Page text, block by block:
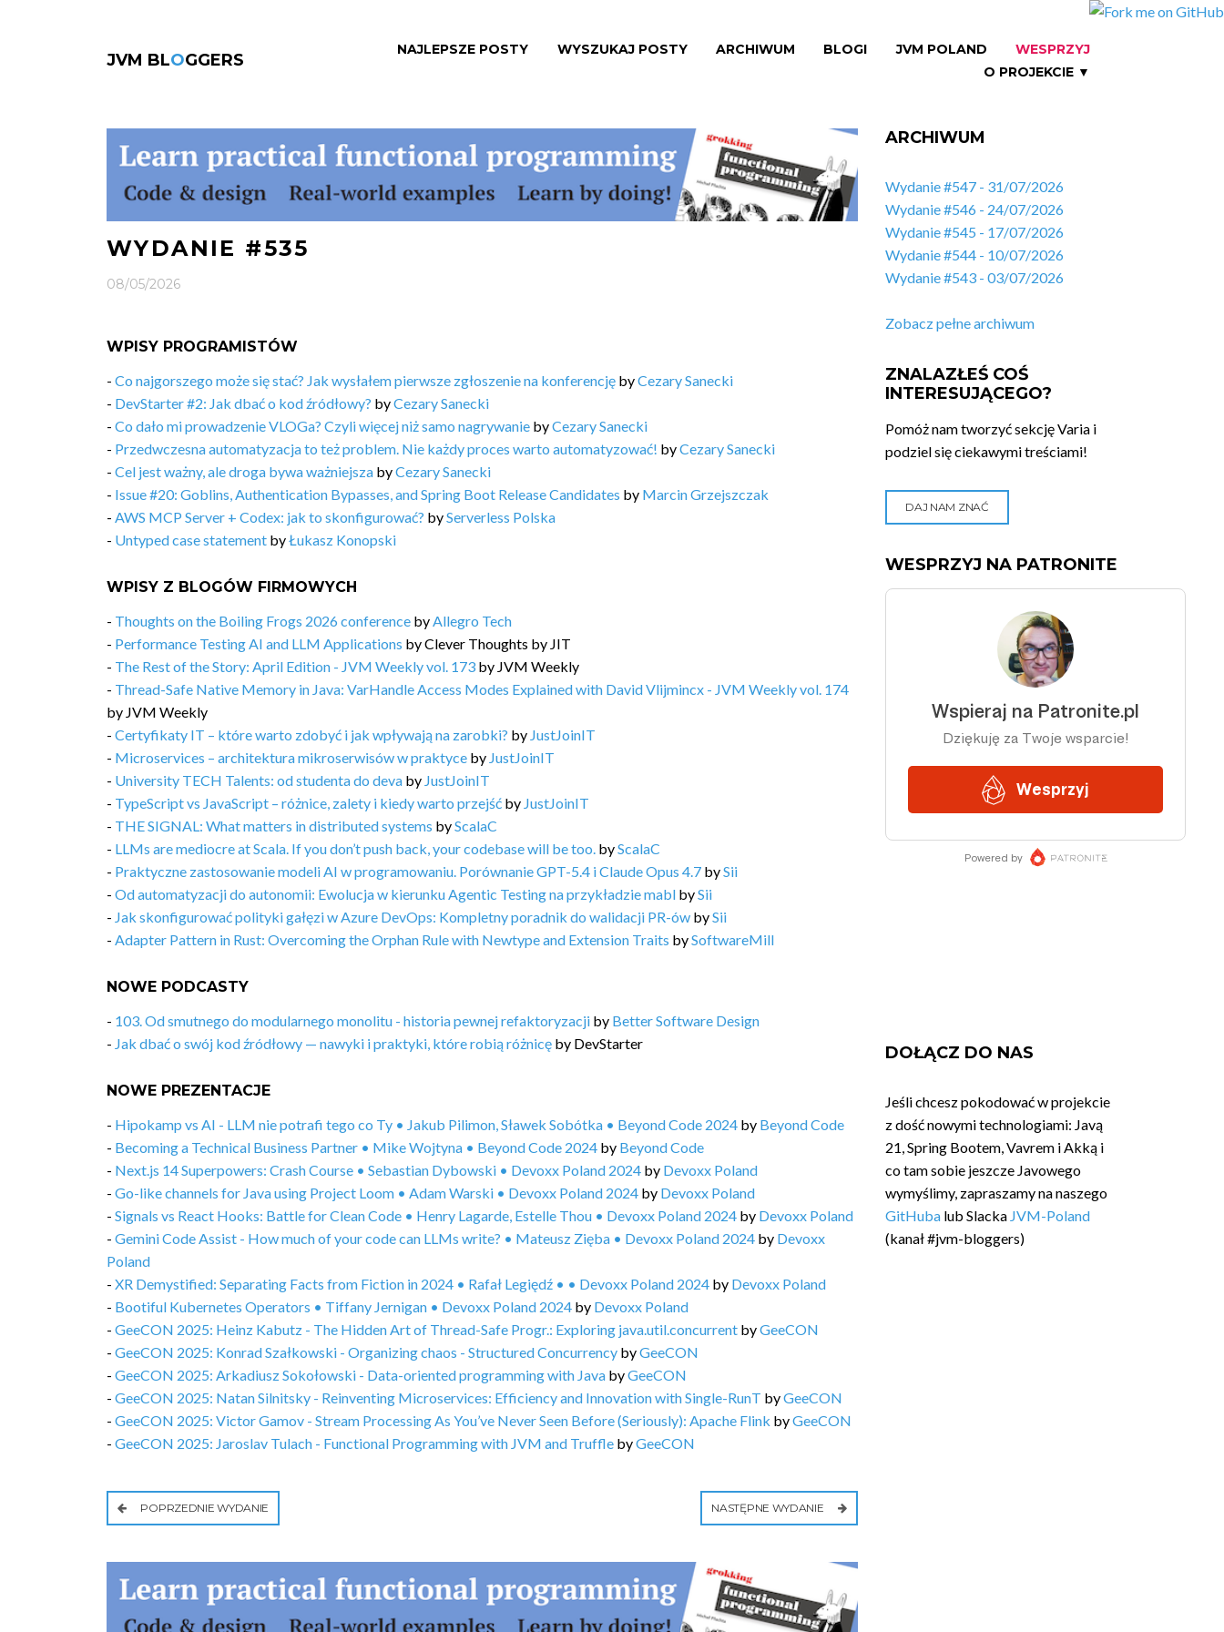
JVM BLOGGERS
NAJLEPSZE POSTY WYSZUKAJ POSTY ARCHIWUM BLOGI JVM POLAND
WESPRZYJ
O PROJEKCIE ▼
WYDANIE #535
08/05/2026
WPISY PROGRAMISTÓW
- Co najgorszego może się stać? Jak wysłałem pierwsze zgłoszenie na konferencję byCezary Sanecki
- DevStarter #2: Jak dbać o kod źródłowy? byCezary Sanecki
- Co dało mi prowadzenie VLOGa? Czyli więcej niż samo nagrywanie byCezary Sanecki
- Przedwczesna automatyzacja to też problem. Nie każdy proces warto automatyzować! byCezary Sanecki
- Cel jest ważny, ale droga bywa ważniejsza byCezary Sanecki
- Issue #20: Goblins, Authentication Bypasses, and Spring Boot Release Candidates by Marcin Grzejszczak
- AWS MCP Server + Codex: jak to skonfigurować? byServerless Polska
- Untyped case statement byŁukasz Konopski
WPISY Z BLOGÓW FIRMOWYCH
- Thoughts on the Boiling Frogs 2026 conference byAllegro Tech
- Performance Testing AI and LLM Applications byClever Thoughts by JIT
- The Rest of the Story: April Edition - JVM Weekly vol. 173 by JVM Weekly
- Thread-Safe Native Memory in Java: VarHandle Access Modes Explained with David Vlijmincx - JVM Weekly vol. 174
by JVM Weekly
- Certyfikaty IT – które warto zdobyć i jak wpływają na zarobki? by JustJoinIT
- Microservices – architektura mikroserwisów w praktyce by JustJoinIT
- University TECH Talents: od studenta do deva by JustJoinIT
- TypeScript vs JavaScript – różnice, zalety i kiedy warto przejść by JustJoinIT
- THE SIGNAL: What matters in distributed systems byScalaC
- LLMs are mediocre at Scala. If you don’t push back, your codebase will be too. byScalaC
- Praktyczne zastosowanie modeli AI w programowaniu. Porównanie GPT-5.4 i Claude Opus 4.7 bySii
- Od automatyzacji do autonomii: Ewolucja w kierunku Agentic Testing na przykładzie mabl bySii
- Jak skonfigurować polityki gałęzi w Azure DevOps: Kompletny poradnik do walidacji PR-ów bySii
- Adapter Pattern in Rust: Overcoming the Orphan Rule with Newtype and Extension Traits bySoftwareMill
NOWE PODCASTY
- 103. Od smutnego do modularnego monolitu - historia pewnej refaktoryzacji by Better Software Design
- Jak dbać o swój kod źródłowy — nawyki i praktyki, które robią różnicę by DevStarter
NOWE PREZENTACJE
- Hipokamp vs AI - LLM nie potrafi tego co Ty • Jakub Pilimon, Sławek Sobótka • Beyond Code 2024 by Beyond Code
- Becoming a Technical Business Partner • Mike Wojtyna • Beyond Code 2024 by Beyond Code
- Next.js 14 Superpowers: Crash Course • Sebastian Dybowski • Devoxx Poland 2024 by Devoxx Poland
- Go-like channels for Java using Project Loom • Adam Warski • Devoxx Poland 2024 by Devoxx Poland
- Signals vs React Hooks: Battle for Clean Code • Henry Lagarde, Estelle Thou • Devoxx Poland 2024 by Devoxx Poland
- Gemini Code Assist - How much of your code can LLMs write? • Mateusz Zięba • Devoxx Poland 2024 by Devoxx
Poland
- XR Demystified: Separating Facts from Fiction in 2024 • Rafał Legiędź • • Devoxx Poland 2024 by Devoxx Poland
- Bootiful Kubernetes Operators • Tiffany Jernigan • Devoxx Poland 2024 by Devoxx Poland
- GeeCON 2025: Heinz Kabutz - The Hidden Art of Thread-Safe Progr.: Exploring java.util.concurrent byGeeCON
- GeeCON 2025: Konrad Szałkowski - Organizing chaos - Structured Concurrency byGeeCON
- GeeCON 2025: Arkadiusz Sokołowski - Data-oriented programming with Java byGeeCON
- GeeCON 2025: Natan Silnitsky - Reinventing Microservices: Efficiency and Innovation with Single-RunT byGeeCON
- GeeCON 2025: Victor Gamov - Stream Processing As You’ve Never Seen Before (Seriously): Apache Flink byGeeCON
- GeeCON 2025: Jaroslav Tulach - Functional Programming with JVM and Truffle byGeeCON
POPRZEDNIE WYDANIE NASTĘPNE WYDANIE
ARCHIWUM
Wydanie #547 - 31/07/2026
Wydanie #546 - 24/07/2026
Wydanie #545 - 17/07/2026
Wydanie #544 - 10/07/2026
Wydanie #543 - 03/07/2026
Zobacz pełne archiwum
ZNALAZŁEŚ COŚ
INTERESUJĄCEGO?
Pomóż nam tworzyć sekcję Varia i
podziel się ciekawymi treściami!
DAJ NAM ZNAĆ
WESPRZYJ NA PATRONITE
DOŁĄCZ DO NAS
Jeśli chcesz pokodować w projekcie
z dość nowymi technologiami: Javą
21, Spring Bootem, Vavrem i Akką i
co tam sobie jeszcze Javowego
wymyślimy, zapraszamy na naszego
GitHuba lub Slacka JVM-Poland
(kanał #jvm-bloggers)